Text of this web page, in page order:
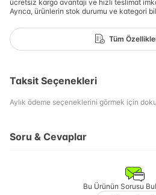
ücretsiz kargo avantajı ve hızlı teslimat
Ayrıca, ürünlerin stok durumu ve kategori
Tüm
Taksit Seçenekleri
Aylık ödeme seçeneklerini görmek için
Soru & Cevaplar
Bu Ürünün Sorusu